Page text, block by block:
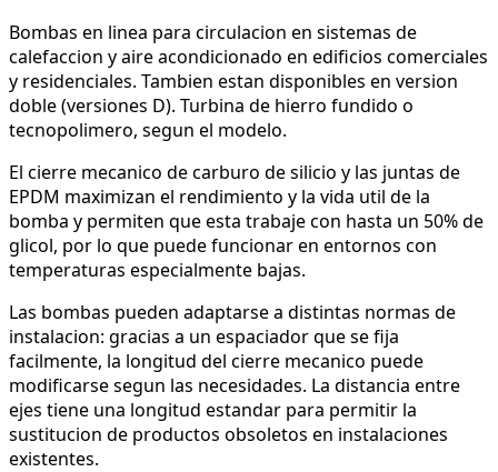
Bombas en linea para circulacion en sistemas de
calefaccion y aire acondicionado en edificios comerciales
y residenciales. Tambien estan disponibles en version
doble (versiones D). Turbina de hierro fundido o
tecnopolimero, segun el modelo.
El cierre mecanico de carburo de silicio y las juntas de
EPDM maximizan el rendimiento y la vida util de la
bomba y permiten que esta trabaje con hasta un 50% de
glicol, por lo que puede funcionar en entornos con
temperaturas especialmente bajas.
Las bombas pueden adaptarse a distintas normas de
instalacion: gracias a un espaciador que se fija
facilmente, la longitud del cierre mecanico puede
modificarse segun las necesidades. La distancia entre
ejes tiene una longitud estandar para permitir la
sustitucion de productos obsoletos en instalaciones
existentes.